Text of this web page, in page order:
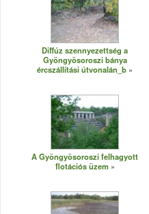
Diffúz szennyezettség a
Gyöngyösoroszi bánya
ércszállítási útvonalán_b
A Gyöngyösoroszi felhagyott
flotációs üzem